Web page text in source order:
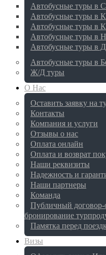
Автобусные туры в
Автобусные туры в
Автобусные туры в
Автобусные туры в
Автобусные туры в
Автобусные туры в
Ж/Д туры
О Нас
Оставить заявку на
Контакты
Компания и услуги
Отзывы о нас
Оплата онлайн
Оплата и возврат
Наши реквизиты
Надежность и
Наши партнеры
Команда
Публичный договор-
бронирование
Памятка перед
Визы